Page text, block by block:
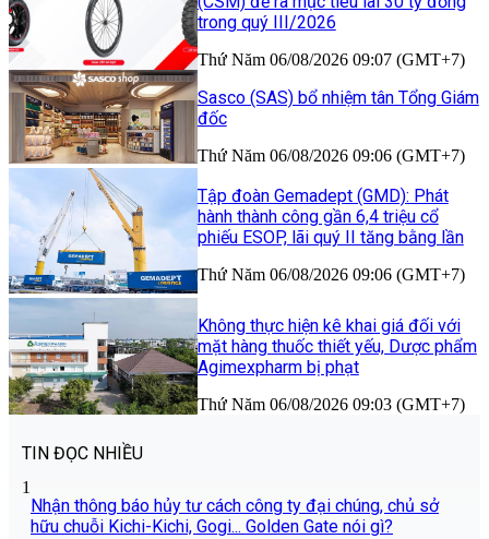
trong quý III/2026
Thứ Năm 06/08/2026 09:07 (GMT+7)
Sasco (SAS) bổ nhiệm tân Tổng Giám
đốc
Thứ Năm 06/08/2026 09:06 (GMT+7)
Tập đoàn Gemadept (GMD): Phát
hành thành công gần 6,4 triệu cổ
phiếu ESOP, lãi quý II tăng bằng lần
Thứ Năm 06/08/2026 09:06 (GMT+7)
Không thực hiện kê khai giá đối với
mặt hàng thuốc thiết yếu, Dược phẩm
Agimexpharm bị phạt
Thứ Năm 06/08/2026 09:03 (GMT+7)
TIN ĐỌC NHIỀU
1
Nhận thông báo hủy tư cách công ty đại chúng, chủ sở
hữu chuỗi Kichi-Kichi, Gogi... Golden Gate nói gì?